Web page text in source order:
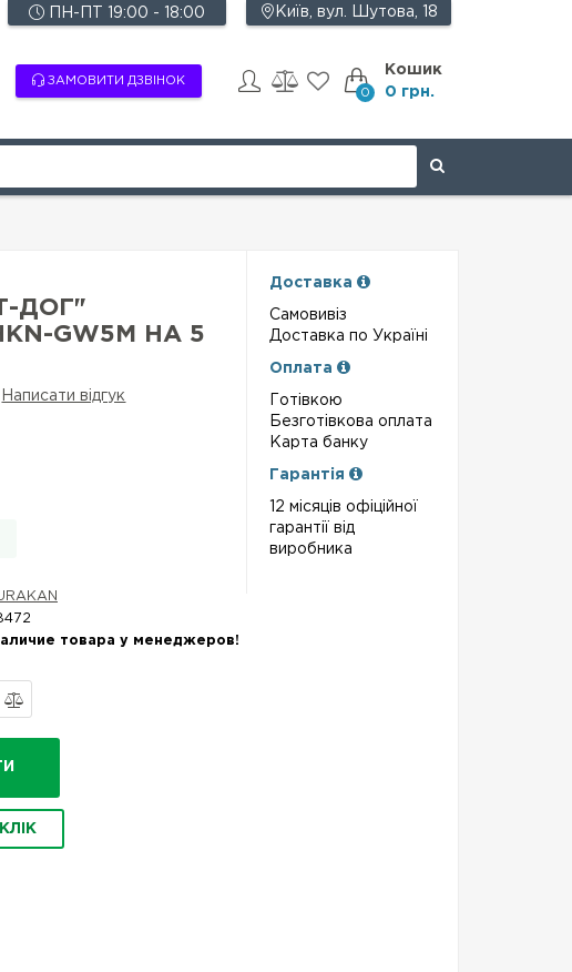
Київ, вул. Шутова, 18
ЗАМОВИТИ ДЗВІНОК
ПН-ПТ 19:00 - 18:00
Кошик
0 0 грн.
ДОГ"
GW5M НА 5
Написати відгук
товара у менеджеров!
Доставка
Самовивіз
Доставка по Україні
Оплата
Готівкою
Безготівкова оплата
Карта банку
Гарантія
12 місяців офіційної
гарантії від
виробника